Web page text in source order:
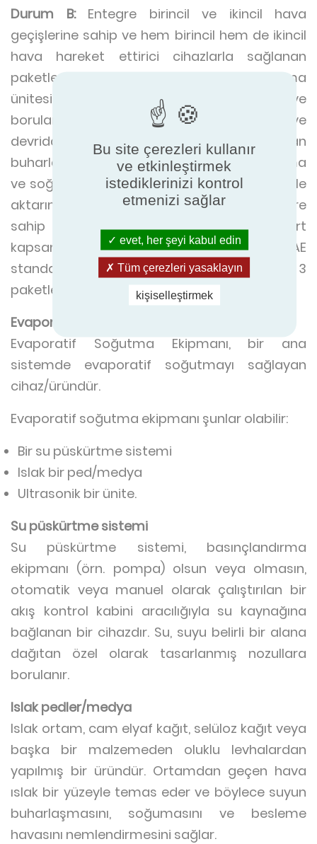
Durum B: Entegre birincil ve ikincil hava
geçişlerine sahip ve hem birincil hem de ikincil
hava hareket ettirici cihazlarla sağlanan
paketlenmiş bir dolaylı evaporatif soğutma
ünitesidir. Bu cihaz aynı zamanda pompa ve
borularla birlikte tüm su dağıtım, toplama ve
devridaim sistemini de içerir. Bu tip, doğrudan
buharlaştırmalı soğutucu ve yardımcı ısıtma
ve soğutma serpantinleri gibi diğer ısı ve kütle
aktarım cihazlarının montajı için hükümlere
sahip olabilir. Bu ek cihazlar bu standart
kapsamında değildir (tanım ANSI/ASHRAE
standardı 143-2015 sayfasından alınmıştır. 3
paketlenmiş dolaylı evaporatif soğutucu).
Evaporatif Soğutma Ekipmanı
Evaporatif Soğutma Ekipmanı, bir ana
sistemde evaporatif soğutmayı sağlayan
cihaz/üründür.
Evaporatif soğutma ekipmanı şunlar olabilir:
Bir su püskürtme sistemi
Islak bir ped/medya
Ultrasonik bir ünite.
Su püskürtme sistemi
Su püskürtme sistemi, basınçlandırma
ekipmanı (örn. pompa) olsun veya olmasın,
otomatik veya manuel olarak çalıştırılan bir
akış kontrol kabini aracılığıyla su kaynağına
bağlanan bir cihazdır. Su, suyu belirli bir alana
dağıtan özel olarak tasarlanmış nozullara
borulanır.
Islak pedler/medya
Islak ortam, cam elyaf kağıt, selüloz kağıt veya
başka bir malzemeden oluklu levhalardan
yapılmış bir üründür. Ortamdan geçen hava
ıslak bir yüzeyle temas eder ve böylece suyun
buharlaşmasını, soğumasını ve besleme
havasını nemlendirmesini sağlar.
Bu site çerezleri kullanır
ve etkinleştirmek
istediklerinizi kontrol
etmenizi sağlar
evet, her şeyi kabul edin
Tüm çerezleri yasaklayın
kişiselleştirmek